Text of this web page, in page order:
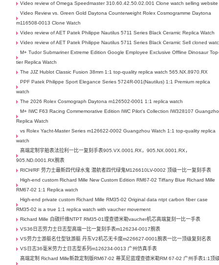
Video review of Omega Speedmaster 310.60.42.50.02.001 Clone watch selling website
Video Review vs. Green Gold Daytona Counterweight Rolex Cosmogramme Daytona
m116508-0013 Clone Watch
Video review of AET Patek Philippe Nautilus 5711 Series Black Ceramic Replica Watch
Video review of AET Patek Philippe Nautilus 5711 Series Black Ceramic Sell cloned
M+ Tudor Submariner Extreme Edition Google Employee Exclusive Offline Dinosaur
tier Replica Watch
The JJZ Hublot Classic Fusion 38mm 1:1 top-quality replica watch 565.NX.8970.RX
PPF Patek Philippe Sport Elegance Series 5724R-001(Nautilus) 1:1 Premium replica
watch
The 2026 Rolex Cosmograph Daytona m126502-0001 1:1 replica watch
M+ IWC F63 Racing Commemorative Edition IWC Pilot's Collection IW328107
Replica Watch
vs Rolex Yacht-Master Series m126622-0002 Guangzhou Watch 1:1 top-quality replica
watch
高端定制宇舶表法拉利一比一复刻手表905.VX.0001.RX，905.NX.0001.RX，
905.ND.0001.RX腕表
RICH/RF 劳力士最新四代绿水鬼 潜航者四代绿鬼M126610LV-0002 顶级一比一复刻手表
High-end custom Richard Mille New Custom Edition RM67-02 Tiffany Blue Richard Mille
RM67-02 1:1 Replica watch
High-end private custom Richard Mille RM35-02 Original data ntpt carbon fiber case
RM35-02 is a true 1:1 replica watch with vaucher movement
Richard Mille 白碳纤维NTPT RM35-01理查德米勒vaucher机芯高端复刻一比一手表
VS36日志劳力士日志型高端一比一复刻手表m126234-0017腕表
VS劳力士游艇名仕型钛游艇 丹东V2机芯无卡度m226627-0001腕表一比一顶级复刻名表
VS日志36毫米劳力士日志型系列m126234-0013 广州仿真手表
高端定制 Richard Mille新款定制版RM67-02 蒂芙尼蓝理查德米勒RM 67-02 广州手表1:1顶